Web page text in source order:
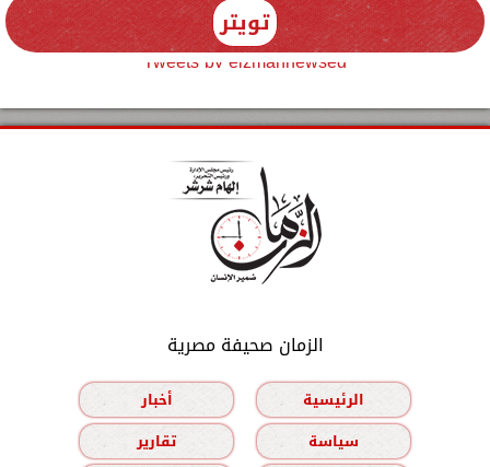
تويتر
Tweets by elzmannewseg
الزمان صحيفة مصرية
الرئيسية
أخبار
سياسة
تقارير